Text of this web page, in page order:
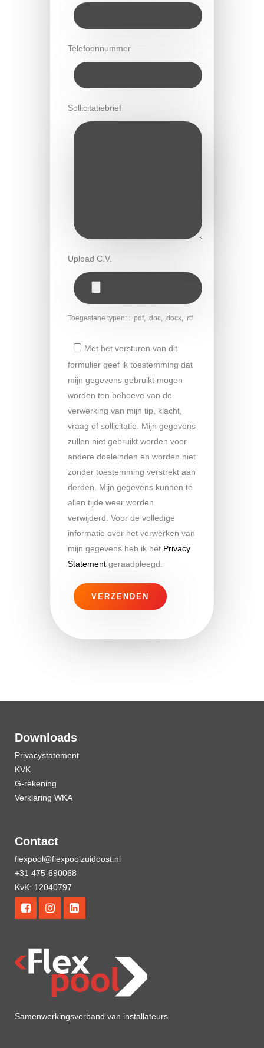
Telefoonnummer
Sollicitatiebrief
Upload C.V.
Toegestane typen: : .pdf, .doc, .docx, .rtf
Met het versturen van dit
formulier geef ik toestemming dat
mijn gegevens gebruikt mogen
worden ten behoeve van de
verwerking van mijn tip, klacht,
vraag of sollicitatie. Mijn gegevens
zullen niet gebruikt worden voor
andere doeleinden en worden niet
zonder toestemming verstrekt aan
derden. Mijn gegevens kunnen te
allen tijde weer worden
verwijderd. Voor de volledige
informatie over het verwerken van
mijn gegevens heb ik het Privacy
Statement geraadpleegd.
Downloads
Privacystatement
KVK
G-rekening
Verklaring WKA
Contact
flexpool@flexpoolzuidoost.nl
+31 475-690068
KvK: 12040797
Samenwerkingsverband van installateurs